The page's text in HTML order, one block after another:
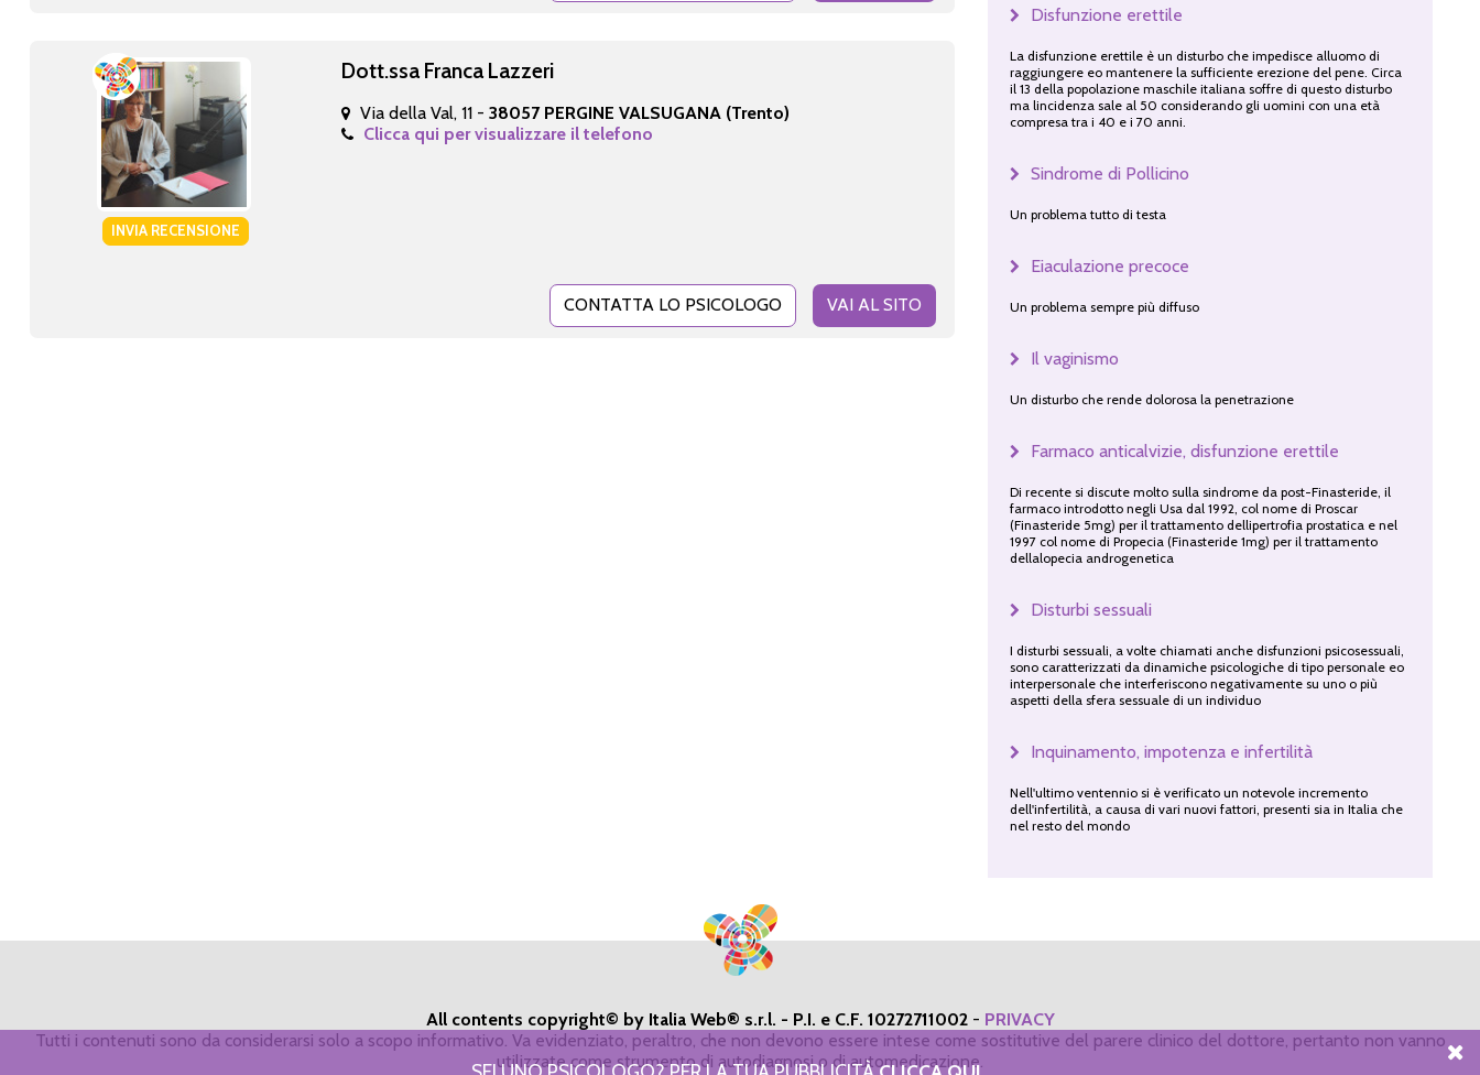
INVIA RECENSIONE
Dott.ssa Franca Lazzeri
Via della Val, 11 -38057 PERGINE VALSUGANA (Trento)
Clicca qui per visualizzare il telefono
CONTATTA LO PSICOLOGO VAI AL SITO
Disfunzione erettile
La disfunzione erettile è un disturbo che impedisce alluomo di
raggiungere eo mantenere la sufficiente erezione del pene. Circa
il 13 della popolazione maschile italiana soffre di questo disturbo
ma lincidenza sale al 50 considerando gli uomini con una età
compresa tra i 40 e i 70 anni.
Sindrome di Pollicino
Un problema tutto di testa
Eiaculazione precoce
Un problema sempre più diffuso
Il vaginismo
Un disturbo che rende dolorosa la penetrazione
Farmaco anticalvizie, disfunzione erettile
Di recente si discute molto sulla sindrome da post-Finasteride, il
farmaco introdotto negli Usa dal 1992, col nome di Proscar
(Finasteride 5mg) per il trattamento dellipertrofia prostatica e nel
1997 col nome di Propecia (Finasteride 1mg) per il trattamento
dellalopecia androgenetica
Disturbi sessuali
I disturbi sessuali, a volte chiamati anche disfunzioni psicosessuali,
sono caratterizzati da dinamiche psicologiche di tipo personale eo
interpersonale che interferiscono negativamente su uno o più
aspetti della sfera sessuale di un individuo
Inquinamento, impotenza e infertilità
Nell'ultimo ventennio si è verificato un notevole incremento
dell'infertilità, a causa di vari nuovi fattori, presenti sia in Italia che
nel resto del mondo
All contents copyright© by Italia Web® s.r.l. - P.I. e C.F. 10272711002- PRIVACY
Tutti i contenuti sono da considerarsi solo a scopo informativo. Va evidenziato, peraltro, che non devono essere intese come sostitutive del parere clinico del dottore, pertanto non vanno
utilizzate come strumento di autodiagnosi o di automedicazione.